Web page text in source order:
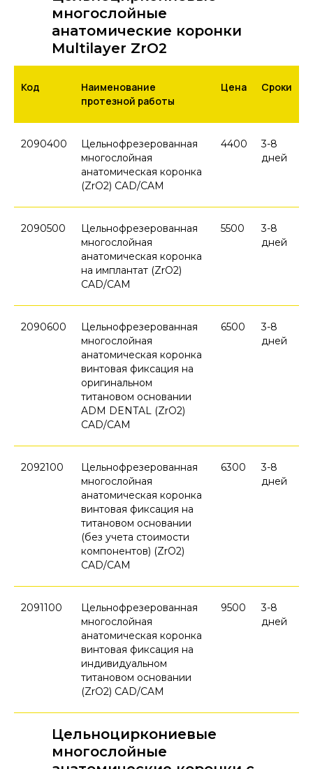
многослойные
анатомические коронки
Multilayer ZrO2
Код
Наименование
протезной работы
Цена Сроки
2090400
Цельнофрезерованная
многослойная
анатомическая коронка
(ZrO2) CAD/CAM
4400
3-8
дней
2090500
Цельнофрезерованная
многослойная
анатомическая коронка
на имплантат (ZrO2)
CAD/CAM
5500
3-8
дней
2090600
Цельнофрезерованная
многослойная
анатомическая коронка
винтовая фиксация на
оригинальном
титановом основании
ADM DENTAL (ZrO2)
CAD/CAM
6500
3-8
дней
2092100
Цельнофрезерованная
многослойная
анатомическая коронка
винтовая фиксация на
титановом основании
(без учета стоимости
компонентов) (ZrO2)
CAD/CAM
6300
3-8
дней
2091100
Цельнофрезерованная
многослойная
анатомическая коронка
винтовая фиксация на
индивидуальном
титановом основании
(ZrO2) CAD/CAM
9500
3-8
дней
Цельноциркониевые
многослойные